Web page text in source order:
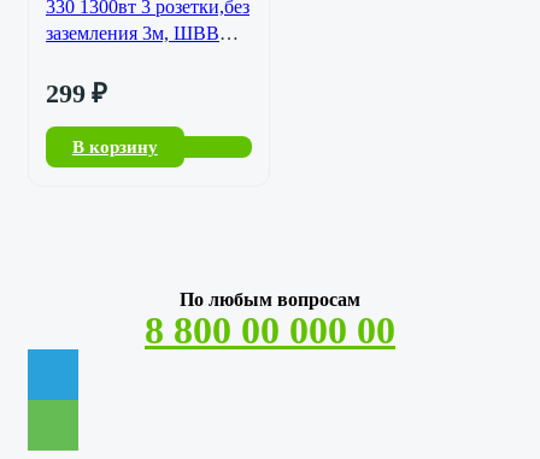
330 1300вт 3 розетки,без
заземления 3м, ШВВП
299 ₽
В корзину
По любым вопросам
8 800 00 000 00